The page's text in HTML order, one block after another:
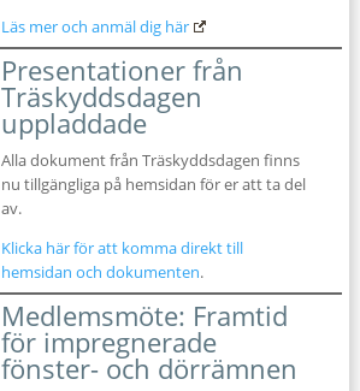
Läs mer och anmäl dig här
Presentationer från
Träskyddsdagen
uppladdade
Alla dokument från Träskyddsdagen finns
nu tillgängliga på hemsidan för er att ta del
av.
Klicka här för att komma direkt till
hemsidan och dokumenten.
Medlemsmöte: Framtid
för impregnerade
fönster- och dörrämnen